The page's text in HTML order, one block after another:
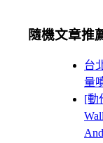
隨機文章推
台
量
[動